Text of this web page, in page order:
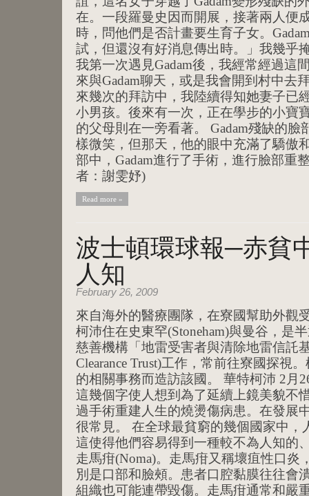
在。一段羅曼史因而開展，接著兩人便
時，問他們是否計畫要生育子女。
試，但還沒有好消息傳出時。」我幾乎
我第一次遇見Gadam後，我經常經過這
來與Gadam聊天，或是我會開到村中去
來幾次的拜訪中，我陸續得知她妻子已
小男孩。後來有一次，正在學步的小寶
的父母則在一旁看著。 Gadam殘缺的
樣微笑，但那天，他的眼中充滿了驕傲
部中，Gadam進行了手術，進行臉部重
者：謝雯妤)
Read more »
波士頓環球報─赤貧
人知
February 26, 2009
來自海外的醫療團隊，在寮國幫助外觀
柯沛住在史東罕(Stoneham)與曼谷，是
慈善機構「地雷受害者與清除地雷信託
Clearance Trust)工作，常前往寮國探視
的相關事務而造訪該國。 華特柯沛 2月
這幾個字使人想到為了延續上鏡美貌不
過手術重建人生的燒燙傷病患。在發展
很常見。 在全球最貧窮的幾個國家中，
這使得他們容易得到一種較不為人知的
走馬疳(Noma)。走馬疳又稱壞疽性口炎
別是口部和臉頰。患者口腔黏膜往往會
組織也可能連帶毀傷。走馬疳通常和嚴